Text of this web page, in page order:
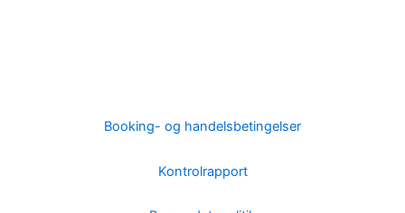
Booking- og handelsbetingelser
Kontrolrapport